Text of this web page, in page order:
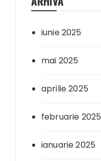
iunie 2025
mai 2025
aprilie 2025
februarie 2025
ianuarie 2025